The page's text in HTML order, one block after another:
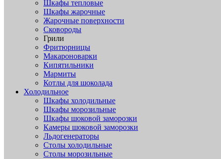
Шкафы тепловые
Шкафы жарочные
Жарочные поверхности
Сковороды
Грили
Фритюрницы
Макароноварки
Кипятильники
Мармиты
Котлы для шоколада
Холодильное
Шкафы холодильные
Шкафы морозильные
Шкафы шоковой заморозки
Камеры шоковой заморозки
Льдогенераторы
Столы холодильные
Столы морозильные